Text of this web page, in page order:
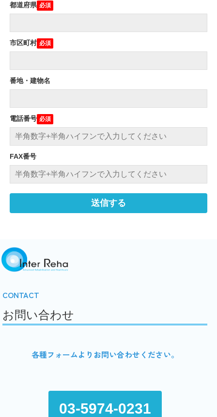
都道府県
市区町村
番地・建物名
電話番号
FAX番号
CONTACT
お問い合わせ
各種フォームよりお問い合わせください。
03-5974-0231